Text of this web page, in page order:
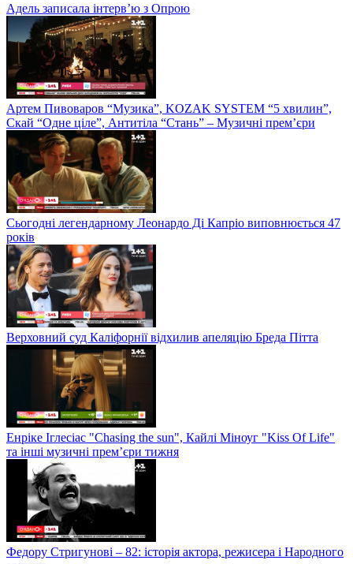
Адель записала інтерв’ю з Опрою
Артем Пивоваров “Музика”, KOZAK SYSTEM “5 хвилин”,
Скай “Одне ціле”, Антитіла “Стань” – Музичні прем’єри
Сьогодні легендарному Леонардо Ді Капріо виповнюється 47
років
Верховний суд Каліфорнії відхилив апеляцію Бреда Пітта
Енріке Іглесіас "Chasing the sun", Кайлі Міноуг "Kiss Of Life"
та інші музичні прем’єри тижня
Федору Стригунові – 82: історія актора, режисера і Народного